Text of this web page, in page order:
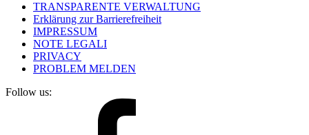
TRANSPARENTE VERWALTUNG
Erklärung zur Barrierefreiheit
IMPRESSUM
NOTE LEGALI
PRIVACY
PROBLEM MELDEN
Follow us: